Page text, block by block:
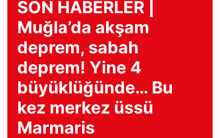
SON HABERLER |
Muğla’da akşam
deprem, sabah
deprem! Yine 4
büyüklüğünde… Bu
kez merkez üssü
Marmaris